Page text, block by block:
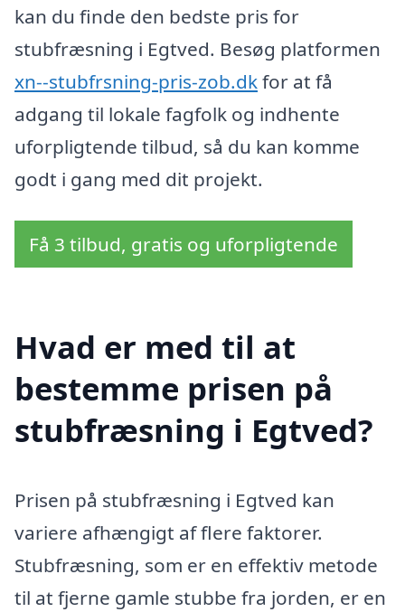
kan du finde den bedste pris for
stubfræsning i Egtved. Besøg platformen
xn--stubfrsning-pris-zob.dkfor at få
adgang til lokale fagfolk og indhente
uforpligtende tilbud, så du kan komme
godt i gang med dit projekt.
Få 3 tilbud, gratis og uforpligtende
Hvad er med til at
bestemme prisen på
stubfræsning i Egtved?
Prisen på stubfræsning i Egtved kan
variere afhængigt af flere faktorer.
Stubfræsning, som er en effektiv metode
til at fjerne gamle stubbe fra jorden, er en